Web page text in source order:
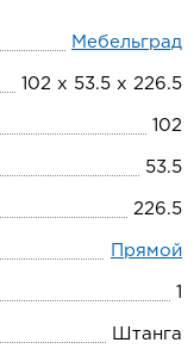
Мебельград
102 х 53.5 х 226.5
102
53.5
226.5
Прямой
1
Штанга